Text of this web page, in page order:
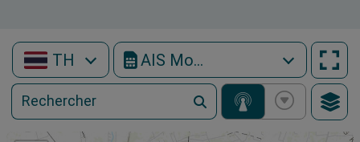
TH AIS Mobile